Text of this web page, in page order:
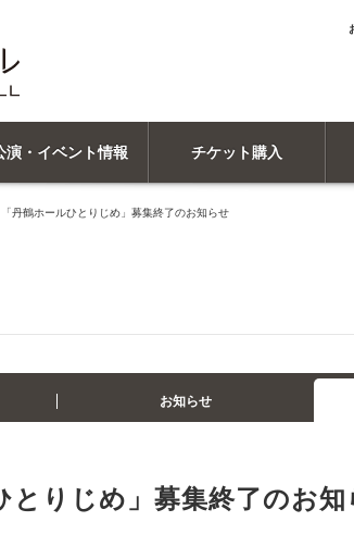
演・イベント情報 チケット購入
「丹鶴ホールひとりじめ」募集終了のお知らせ
お知らせ
とりじめ」募集終了のお知